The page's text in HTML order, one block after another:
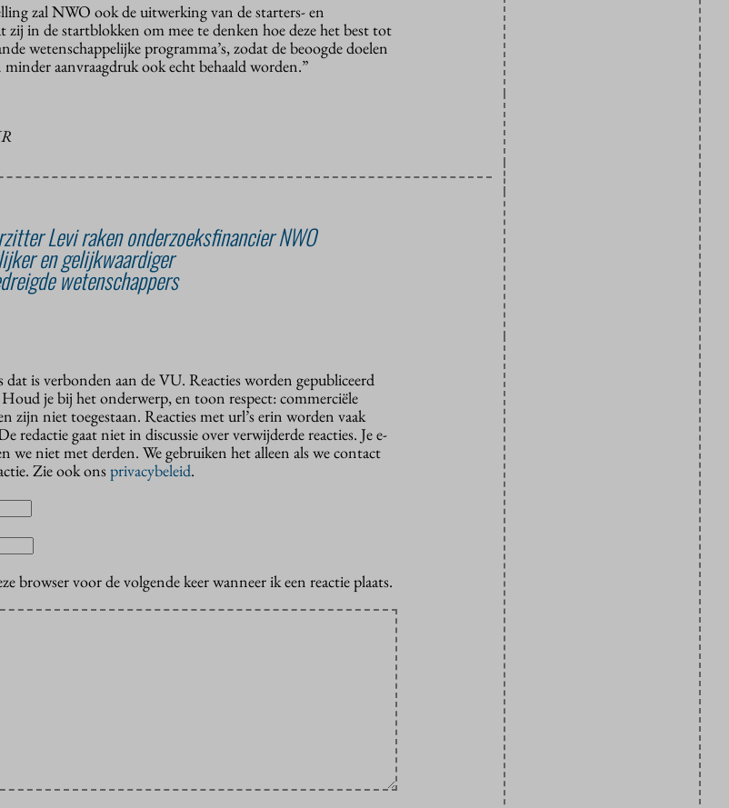
zal NWO ook de uitwerking van de starters- en
zij in de startblokken om mee te denken hoe deze het best tot
wetenschappelijke programma’s, zodat de beoogde doelen
aanvraagdruk ook echt behaald worden.”
Levi raken onderzoeksfinancier NWO
en gelijkwaardiger
wetenschappers
is verbonden aan de VU. Reacties worden gepubliceerd
je bij het onderwerp, en toon respect: commerciële
zijn niet toegestaan. Reacties met url’s erin worden vaak
redactie gaat niet in discussie over verwijderde reacties. Je e-
we niet met derden. We gebruiken het alleen als we contact
Zie ook onsprivacybeleid.
browser voor de volgende keer wanneer ik een reactie plaats.